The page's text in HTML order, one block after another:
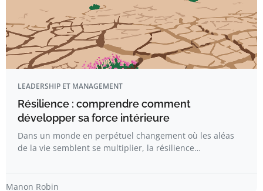
LEADERSHIP ET MANAGEMENT
Résilience : comprendre comment
développer sa force intérieure
Dans un monde en perpétuel changement où les aléas
de la vie semblent se multiplier, la résilience…
Manon Robin